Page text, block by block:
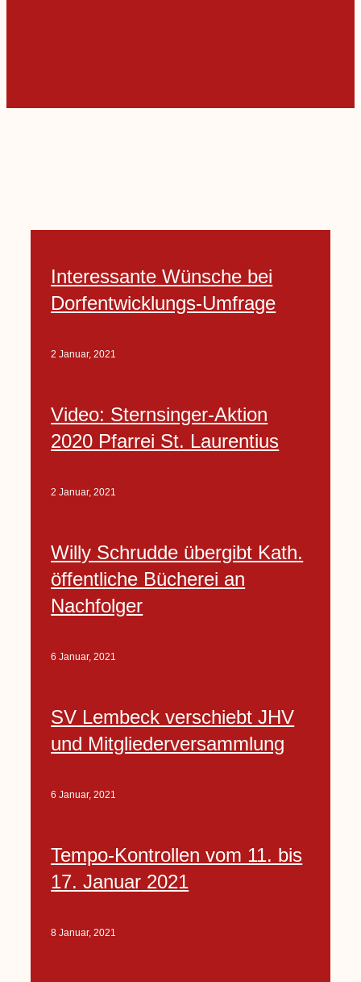
Interessante Wünsche bei
Dorfentwicklungs-Umfrage
2 Januar, 2021
Video: Sternsinger-Aktion
2020 Pfarrei St. Laurentius
2 Januar, 2021
Willy Schrudde übergibt Kath.
öffentliche Bücherei an
Nachfolger
6 Januar, 2021
SV Lembeck verschiebt JHV
und Mitgliederversammlung
6 Januar, 2021
Tempo-Kontrollen vom 11. bis
17. Januar 2021
8 Januar, 2021